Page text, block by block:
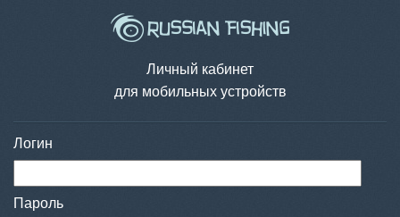
Личный кабинет
для мобильных устройств
Логин
Пароль